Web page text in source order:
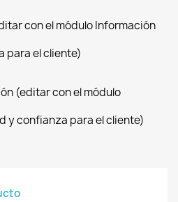
con el módulo Información
para el cliente)
(editar con el módulo
y confianza para el cliente)